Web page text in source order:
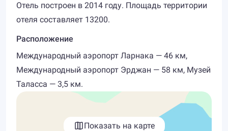
Отель построен в 2014 году. Площадь территории
отеля составляет 13200.
Расположение
Международный аэропорт Ларнака — 46 км,
Международный аэропорт Эрджан — 58 км, Музей
Таласса — 3,5 км.
Показать на карте